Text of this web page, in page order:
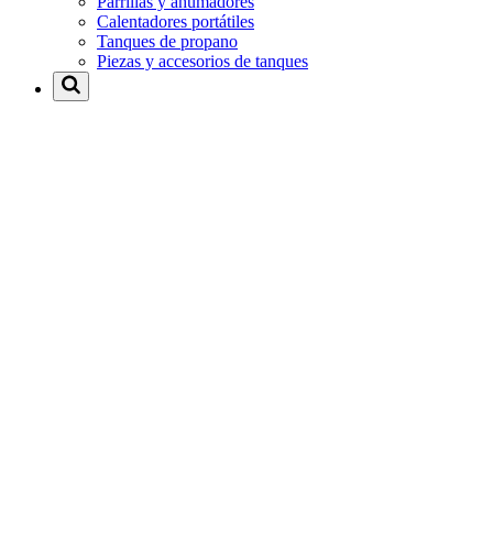
Calentadores portátiles
Tanques de propano
Piezas y accesorios de tanques